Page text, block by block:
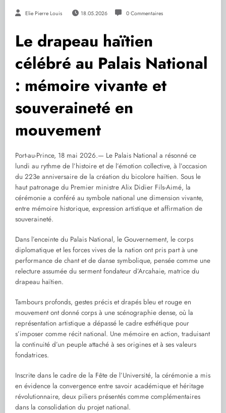
Elie Pierre Louis 18.05.2026 0 Commentaires
Le drapeau haïtien
célébré au Palais National
: mémoire vivante et
souveraineté en
mouvement
Port-au-Prince, 18 mai 2026.— Le Palais National a résonné ce
lundi au rythme de l’histoire et de l’émotion collective, à l’occasion
du 223e anniversaire de la création du bicolore haïtien. Sous le
haut patronage du Premier ministre Alix Didier Fils-Aimé, la
cérémonie a conféré au symbole national une dimension vivante,
entre mémoire historique, expression artistique et affirmation de
souveraineté.
Dans l’enceinte du Palais National, le Gouvernement, le corps
diplomatique et les forces vives de la nation ont pris part à une
performance de chant et de danse symbolique, pensée comme une
relecture assumée du serment fondateur d’Arcahaie, matrice du
drapeau haïtien.
Tambours profonds, gestes précis et drapés bleu et rouge en
mouvement ont donné corps à une scénographie dense, où la
représentation artistique a dépassé le cadre esthétique pour
s’imposer comme récit national. Une mémoire en action, traduisant
la continuité d’un peuple attaché à ses origines et à ses valeurs
fondatrices.
Inscrite dans le cadre de la Fête de l’Université, la cérémonie a mis
en évidence la convergence entre savoir académique et héritage
révolutionnaire, deux piliers présentés comme complémentaires
dans la consolidation du projet national.